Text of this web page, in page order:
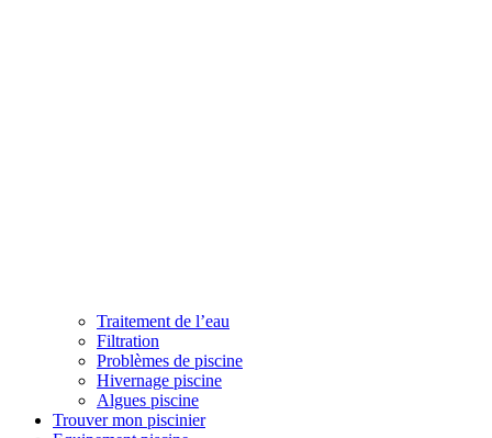
Traitement de l’eau
Filtration
Problèmes de piscine
Hivernage piscine
Algues piscine
Trouver mon piscinier